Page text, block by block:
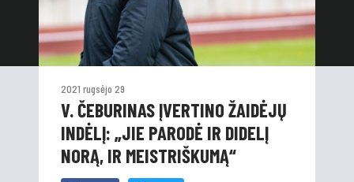
2021 rugsėjo 29
V. ČEBURINAS ĮVERTINO ŽAIDĖJŲ
INDĖLĮ: „JIE PARODĖ IR DIDELĮ
NORĄ, IR MEISTRIŠKUMĄ“